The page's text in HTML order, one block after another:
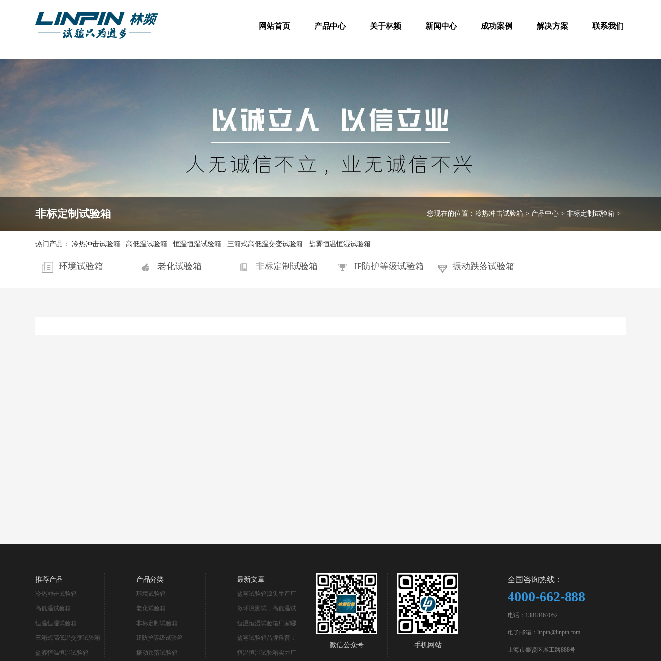
网站首页 产品中心 关于林频 新闻中心 成功案例 解决方案 联系我们
非标定制试验箱 您现在的位置： 冷热冲击试验箱 > 产品中心 > 非标定制试验箱 >
热门产品： 冷热冲击试验箱 高低温试验箱 恒温恒湿试验箱 三箱式高低温交变试验箱 盐雾恒温恒湿试验箱
环境试验箱 老化试验箱 非标定制试验箱 IP防护等级试验箱 振动跌落试验箱
推荐产品
冷热冲击试验箱
高低温试验箱
恒温恒湿试验箱
三箱式高低温交变试验箱
盐雾恒温恒湿试验箱
产品分类
环境试验箱
老化试验箱
非标定制试验箱
IP防护等级试验箱
振动跌落试验箱
最新文章
盐雾试验箱源头生产厂
做环境测试，高低温试
恒温恒湿试验箱厂家哪
盐雾试验箱品牌科普：
恒温恒湿试验箱实力厂
微信公众号 手机网站
全国咨询热线：
4000-662-888
电话：13818467052
电子邮箱：linpin@linpin.com
上海市奉贤区展工路888号